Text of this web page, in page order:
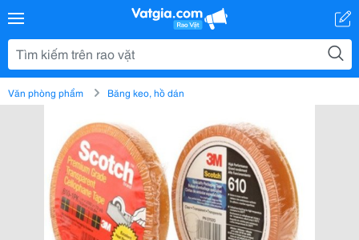
Văn phòng phẩm Băng keo, hồ dán